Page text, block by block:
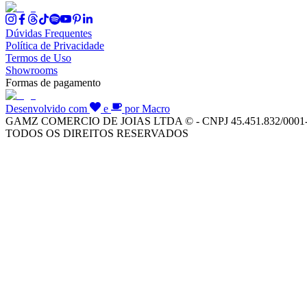
Dúvidas Frequentes
Política de Privacidade
Termos de Uso
Showrooms
Formas de pagamento
Desenvolvido com e
por Macro
GAMZ COMERCIO DE JOIAS LTDA © - CNPJ 45.451.832/
TODOS OS DIREITOS RESERVADOS